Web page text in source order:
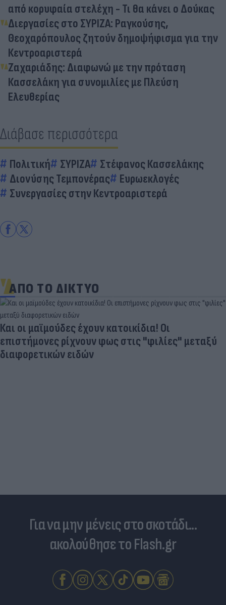
από κορυφαία στελέχη - Τι θα κάνει ο Δούκας
Διεργασίες στο ΣΥΡΙΖΑ: Ραγκούσης,
Θεοχαρόπουλος ζητούν δημοψήφισμα για την
Κεντροαριστερά
Ζαχαριάδης: Διαφωνώ με την πρόταση
Κασσελάκη για συνομιλίες με Πλεύση
Ελευθερίας
Διάβασε περισσότερα
Πολιτική ΣΥΡΙΖΑ
Στέφανος Κασσελάκης
Διονύσης Τεμπονέρας
Ευρωεκλογές
Συνεργασίες στην Κεντροαριστερά
ΑΠΟ ΤΟ ΔΙΚΤΥΟ
Για να μην μένεις στο σκοτάδι...
ακολούθησε το Flash.gr